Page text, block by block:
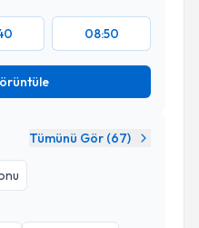
08:50
Tümünü Gör (67)